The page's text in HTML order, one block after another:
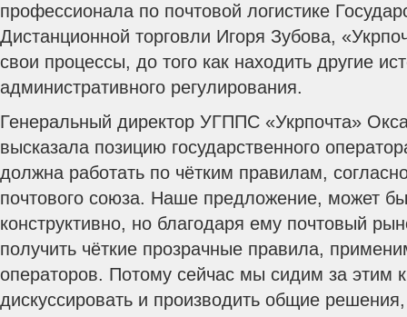
профессионала по почтовой логистике
Дистанционной торговли Игоря Зубова,
свои процессы, до того как находить другие
административного регулирования.
Генеральный директор УГППС «Укрпочта»
высказала позицию государственного
должна работать по чётким правилам,
почтового союза. Наше предложение, может
конструктивно, но благодаря ему почтовый
получить чёткие прозрачные правила,
операторов. Потому сейчас мы сидим за этим
дискуссировать и производить общие